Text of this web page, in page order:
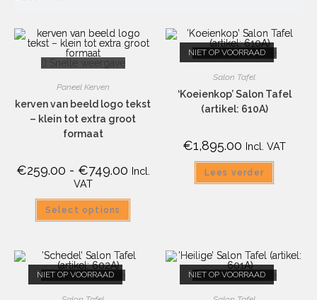
Snelle weergave
Paneel Kerven
kerven van beeld logo tekst
– klein tot extra groot
formaat
€259.00 - €749.00 Incl.
VAT
Select options
NIET OP VOORRAAD
Snelle weergave
Salon Tafel
‘Koeienkop’ Salon Tafel
(artikel: 610A)
€1,895.00 Incl. VAT
Lees verder
NIET OP VOORRAAD
Snelle weergave NIET OP VOORRAAD
Snelle weergave